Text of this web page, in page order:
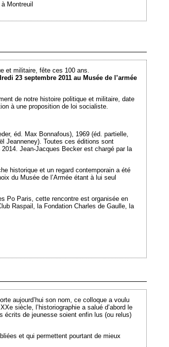
Montreuil
et militaire, fête ces 100 ans.
23 septembre 2011 au Musée de l’armée
de notre histoire politique et militaire, date
à une proposition de loi socialiste.
éd. Max Bonnafous), 1969 (éd. partielle,
Jeanneney). Toutes ces éditions sont
2014. Jean-Jacques Becker est chargé par la
historique et un regard contemporain a été
du Musée de l’Armée étant à lui seul
Po Paris, cette rencontre est organisée en
Raspail, la Fondation Charles de Gaulle, la
aujourd’hui son nom, ce colloque a voulu
siècle, l’historiographie a salué d’abord le
écrits de jeunesse soient enfin lus (ou relus)
et qui permettent pourtant de mieux